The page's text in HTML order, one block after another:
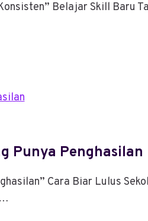
Belajar Skill Baru
Punya Penghasilan
Cara Biar Lulus